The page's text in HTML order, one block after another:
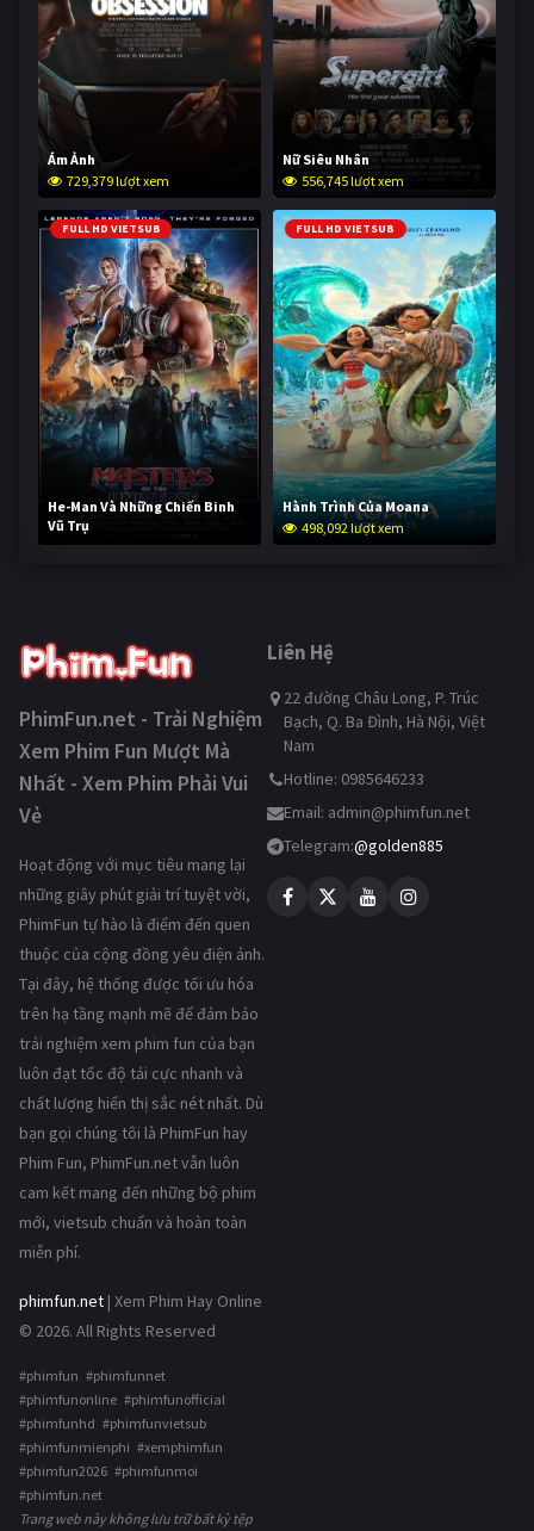
Ám Ảnh
729,379 lượt xem
Nữ Siêu Nhân
556,745 lượt xem
FULL HD VIETSUB
He-Man Và Những Chiến Binh
Vũ Trụ
247,563 lượt xem
FULL HD VIETSUB
Hành Trình Của Moana
498,092 lượt xem
PhimFun.net - Trải Nghiệm
Xem Phim Fun Mượt Mà
Nhất - Xem Phim Phải Vui
Vẻ
Hoạt động với mục tiêu mang lại
những giây phút giải trí tuyệt vời,
PhimFun tự hào là điểm đến quen
thuộc của cộng đồng yêu điện ảnh.
Tại đây, hệ thống được tối ưu hóa
trên hạ tầng mạnh mẽ để đảm bảo
trải nghiệm xem phim fun của bạn
luôn đạt tốc độ tải cực nhanh và
chất lượng hiển thị sắc nét nhất. Dù
bạn gọi chúng tôi là PhimFun hay
Phim Fun, PhimFun.net vẫn luôn
cam kết mang đến những bộ phim
mới, vietsub chuẩn và hoàn toàn
miễn phí.
phimfun.net | Xem Phim Hay Online
© 2026. All Rights Reserved
#phimfun #phimfunnet
#phimfunonline #phimfunofficial
#phimfunhd #phimfunvietsub
#phimfunmienphi #xemphimfun
#phimfun2026 #phimfunmoi
#phimfun.net
Trang web này không lưu trữ bất kỳ tệp
Liên Hệ
22 đường Châu Long, P. Trúc
Bạch, Q. Ba Đình, Hà Nội, Việt
Nam
Hotline: 0985646233
Email: admin@phimfun.net
Telegram:@golden885